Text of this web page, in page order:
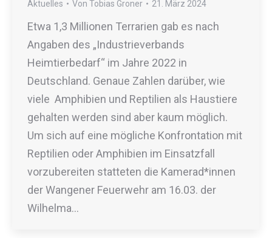
Aktuelles Von Tobias Groner 21. März 2024
Etwa 1,3 Millionen Terrarien gab es nach
Angaben des „Industrieverbands
Heimtierbedarf“ im Jahre 2022 in
Deutschland. Genaue Zahlen darüber, wie
viele Amphibien und Reptilien als Haustiere
gehalten werden sind aber kaum möglich.
Um sich auf eine mögliche Konfrontation mit
Reptilien oder Amphibien im Einsatzfall
vorzubereiten statteten die Kamerad*innen
der Wangener Feuerwehr am 16.03. der
Wilhelma…